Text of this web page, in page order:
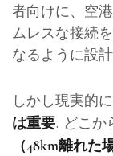
者向けに、空
ムレスな接続
なるように設
しかし現実的
は重要. どこか
（48km離れた